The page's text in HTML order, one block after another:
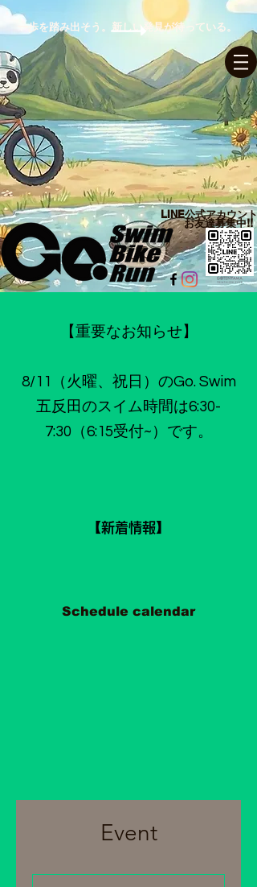
ログイン
一歩を踏み出そう。新しい発見が待っている。
LINE公式アカウント​
お友達募集中!!
【重要なお知らせ】​
8/11（火曜、祝日）のGo. Swim
五反田のスイム時間は6:30-
7:30（6:15受付~）です。
【新着情報】
Schedule calendar
Event